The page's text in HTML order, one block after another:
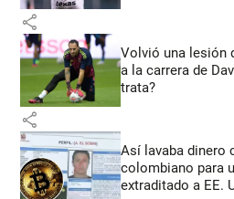
share
Volvió una lesión
a la carrera de
trata?
share
Así lavaba dinero
colombiano para
extraditado a EE.